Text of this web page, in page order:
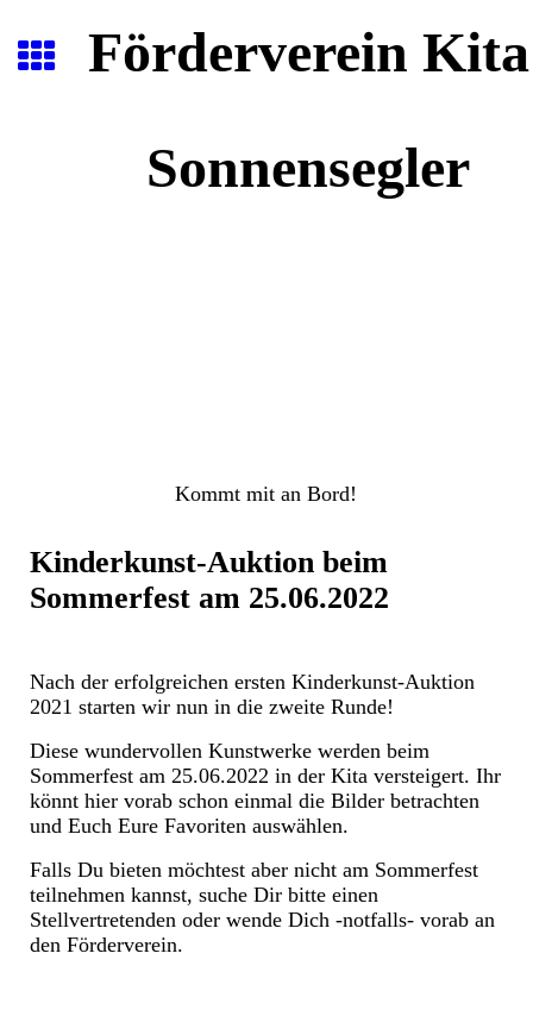
Förderverein Kita
Sonnensegler
Kommt mit an Bord!
Kinderkunst-Auktion beim
Sommerfest am 25.06.2022
Nach der erfolgreichen ersten Kinderkunst-Auktion
2021 starten wir nun in die zweite Runde!
Diese wundervollen Kunstwerke werden beim
Sommerfest am 25.06.2022 in der Kita versteigert. Ihr
könnt hier vorab schon einmal die Bilder betrachten
und Euch Eure Favoriten auswählen.
Falls Du bieten möchtest aber nicht am Sommerfest
teilnehmen kannst, suche Dir bitte einen
Stellvertretenden oder wende Dich -notfalls- vorab an
den Förderverein.